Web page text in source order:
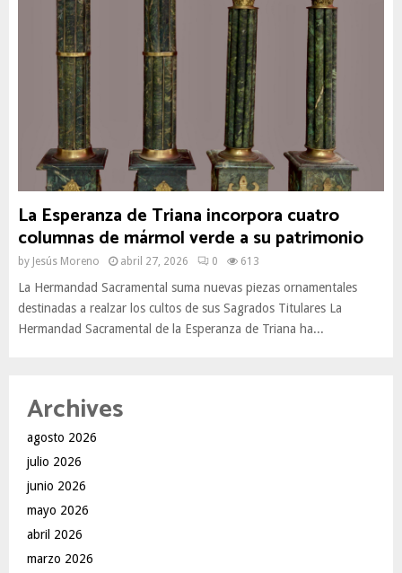
La Esperanza de Triana incorpora cuatro
columnas de mármol verde a su patrimonio
by Jesús Moreno abril 27, 2026 0 613
La Hermandad Sacramental suma nuevas piezas ornamentales
destinadas a realzar los cultos de sus Sagrados Titulares La
Hermandad Sacramental de la Esperanza de Triana ha...
Archives
agosto 2026
julio 2026
junio 2026
mayo 2026
abril 2026
marzo 2026